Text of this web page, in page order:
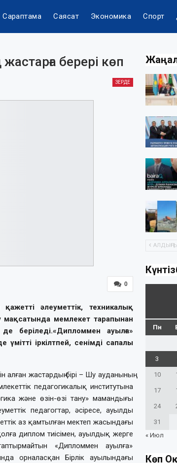
Сараптама Саясат Экономика Спорт
берері көп
ЗЕРДЕ
0
əлеуметтік, техникалық
мемлекет тарапынан
беріледі.«Дипломмен ауылға»
іркілтпей, сенімді сапалы
жастардың бірі – Шу ауданының
педагогикалық институтына
және өзін-өзі тану» мамандығы
педагогтар, әсіресе, ауылды
аз қамтылған мектеп жасындағы
диплом тиісімен, ауылдық жерге
«Дипломмен ауылға»
орналасқан Бірлік ауылындағы
Пн
3
10
17
24
31
« Июл
Көп